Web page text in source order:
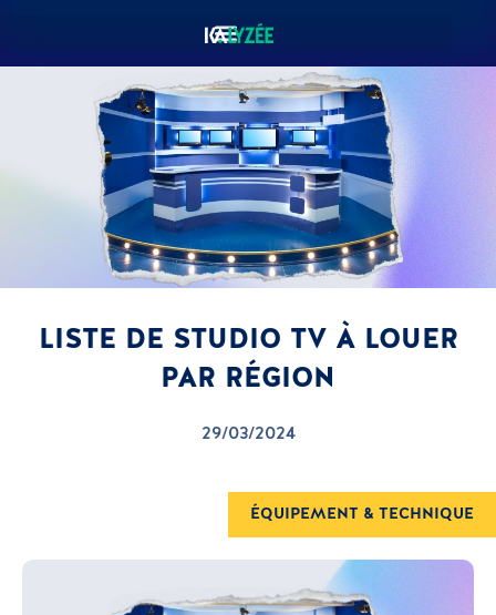
LISTE DE STUDIO TV À LOUER
PAR RÉGION
29/03/2024
ÉQUIPEMENT & TECHNIQUE